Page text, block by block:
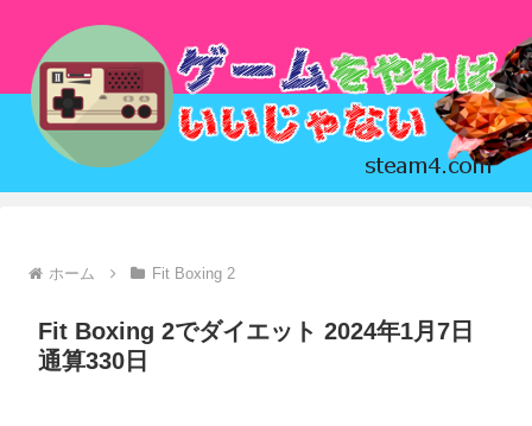
ホーム Fit Boxing 2
Fit Boxing 2でダイエット 2024年1月7日
通算330日